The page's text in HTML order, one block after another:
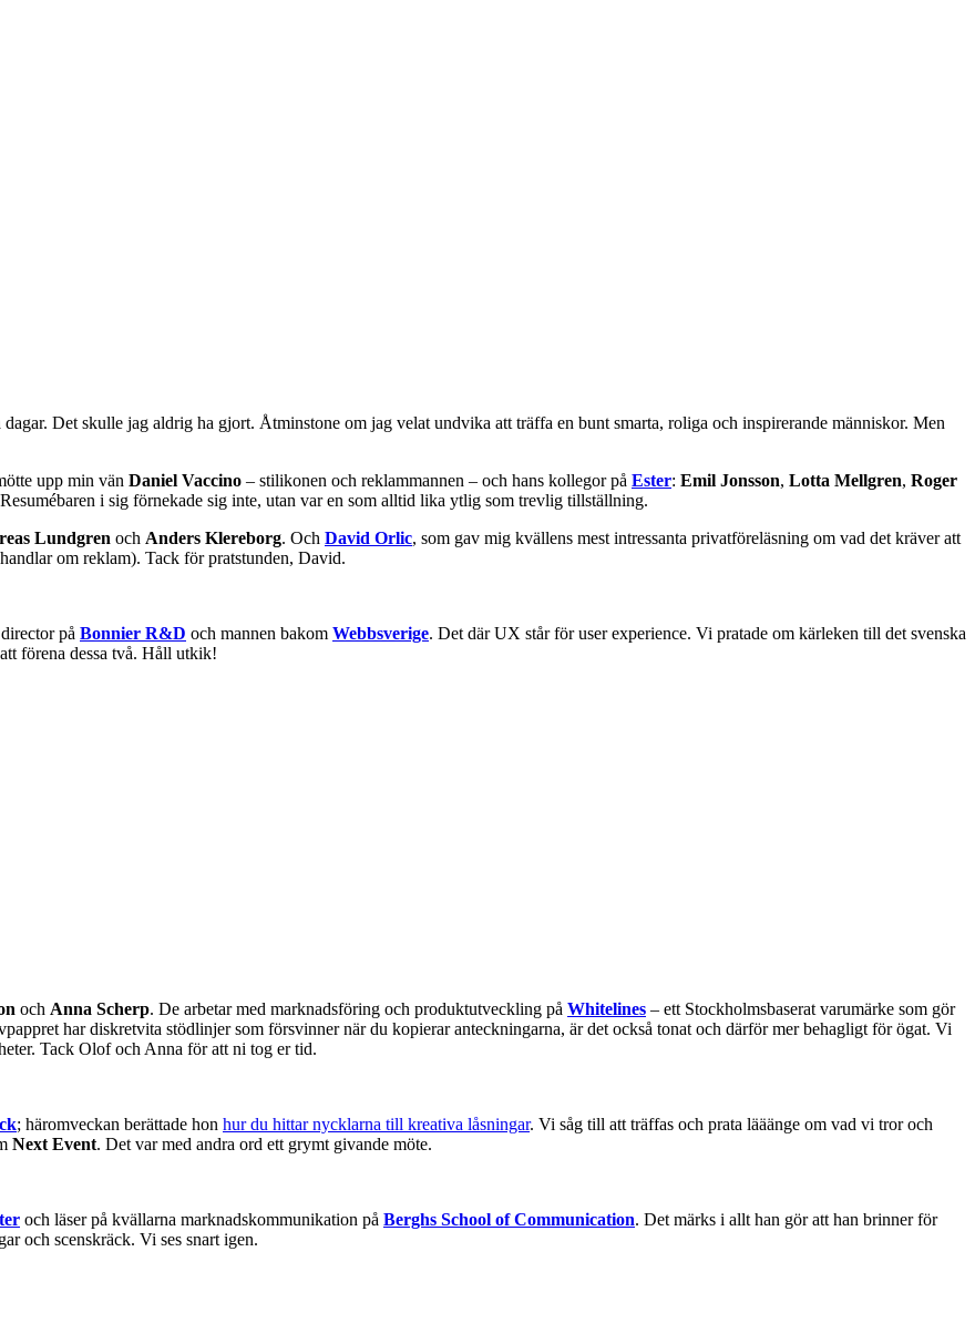
dagar. Det skulle jag aldrig ha gjort. Åtminstone om jag velat undvika att träffa en bunt smarta, roliga och inspirerande människor. Men
upp min vän Daniel Vaccino – stilikonen och reklammannen – och hans kollegor på Ester: Emil Jonsson, Lotta Mellgren, Roger
i sig förnekade sig inte, utan var en som alltid lika ytlig som trevlig tillställning.
Lundgren och Anders Klereborg. Och David Orlic, som gav mig kvällens mest intressanta privatföreläsning om vad det kräver att
om reklam). Tack för pratstunden, David.
på Bonnier R&D och mannen bakom Webbsverige. Det där UX står för user experience. Vi pratade om kärleken till det svenska
förena dessa två. Håll utkik!
och Anna Scherp. De arbetar med marknadsföring och produktutveckling på Whitelines – ett Stockholmsbaserat varumärke som gör
har diskretvita stödlinjer som försvinner när du kopierar anteckningarna, är det också tonat och därför mer behagligt för ögat. Vi
Tack Olof och Anna för att ni tog er tid.
; häromveckan berättade hon hur du hittar nycklarna till kreativa låsningar. Vi såg till att träffas och prata lääänge om vad vi tror och
Next Event. Det var med andra ord ett grymt givande möte.
och läser på kvällarna marknadskommunikation på Berghs School of Communication. Det märks i allt han gör att han brinner för
och scenskräck. Vi ses snart igen.